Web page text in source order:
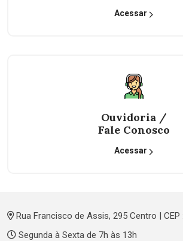
Acessar
Ouvidoria /
Fale Conosco
Acessar
Rua Francisco de Assis, 295 Centro | CEP
Segunda à Sexta de 7h às 13h